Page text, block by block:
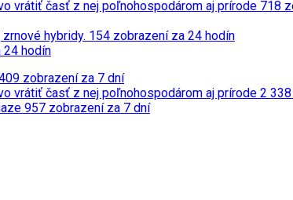
vrátiť časť z nej poľnohospodárom aj prírode 718
hybridy. 154 zobrazení za 24 hodín
24 hodín
zobrazení za 7 dní
vrátiť časť z nej poľnohospodárom aj prírode 2
957 zobrazení za 7 dní